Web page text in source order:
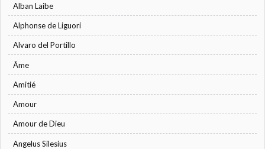
Alban Laibe
Alphonse de Liguori
Alvaro del Portillo
Âme
Amitié
Amour
Amour de Dieu
Angelus Silesius